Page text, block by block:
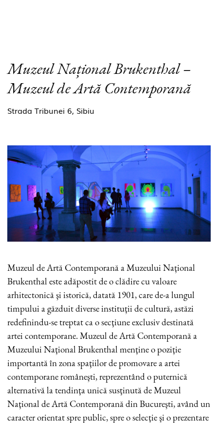
Muzeul Național Brukenthal –
Muzeul de Artă Contemporană
Strada Tribunei 6, Sibiu
Muzeul de Artă Contemporană a Muzeului Naţional
Brukenthal este adăpostit de o clădire cu valoare
arhitectonică şi istorică, datată 1901, care de-a lungul
timpului a găzduit diverse instituţii de cultură, astăzi
redefinindu-se treptat ca o secţiune exclusiv destinată
artei contemporane. Muzeul de Artă Contemporană a
Muzeului Naţional Brukenthal menţine o poziţie
importantă în zona spaţiilor de promovare a artei
contemporane româneşti, reprezentând o puternică
alternativă la tendinţa unică susţinută de Muzeul
Naţional de Artă Contemporană din Bucureşti, având un
caracter orientat spre public, spre o selecţie şi o prezentare